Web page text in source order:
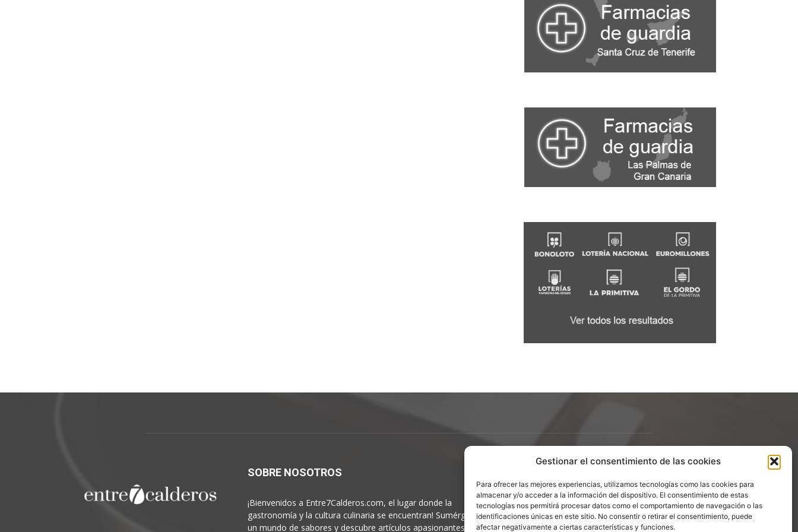
Gestionar el consentimiento de las cookies
Para ofrecer las mejores experiencias, utilizamos tecnologías como las cookies para
almacenar y/o acceder a la información del dispositivo. El consentimiento de estas
tecnologías nos permitirá procesar datos como el comportamiento de navegación o las
identificaciones únicas en este sitio. No consentir o retirar el consentimiento, puede
afectar negativamente a ciertas características y funciones.
SOBRE NOSOTROS
¡Bienvenidos a Entre7Calderos.com, el lugar donde la
gastronomía y la cultura culinaria se encuentran! Sumérgete en
un mundo de sabores y descubre artículos apasionantes.